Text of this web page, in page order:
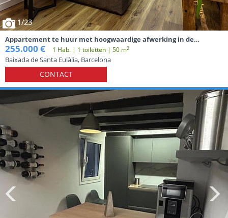
1/23
Appartement te huur met hoogwaardige afwerking in de
Gotische wijk van Barcelona.
255.000 € 1 Hab. | 1 toiletten | 50 m2
Baixada de Santa Eulàlia, Barcelona
CONTACT